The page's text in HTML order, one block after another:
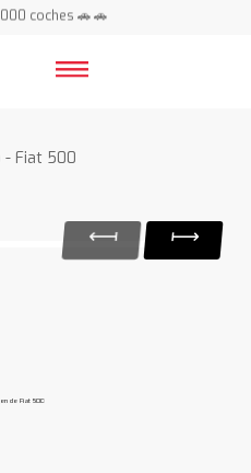
coches 🚗 🚗
- Fiat 500